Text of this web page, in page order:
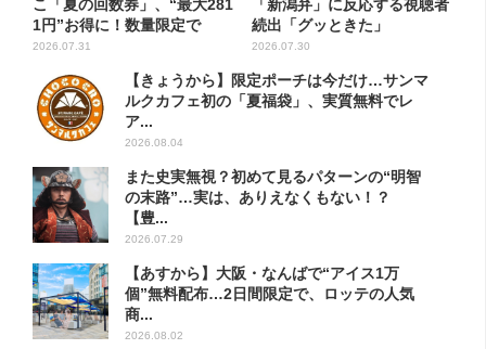
こ「夏の回数券」、“最大281
1円”お得に！数量限定で
2026.07.31
「新潟弁」に反応する視聴者
続出「グッときた」
2026.07.30
【きょうから】限定ポーチは今だけ…サンマ
ルクカフェ初の「夏福袋」、実質無料でレ
ア...
2026.08.04
また史実無視？初めて見るパターンの“明智
の末路”…実は、ありえなくもない！？
【豊...
2026.07.29
【あすから】大阪・なんばで“アイス1万
個”無料配布…2日間限定で、ロッテの人気
商...
2026.08.02